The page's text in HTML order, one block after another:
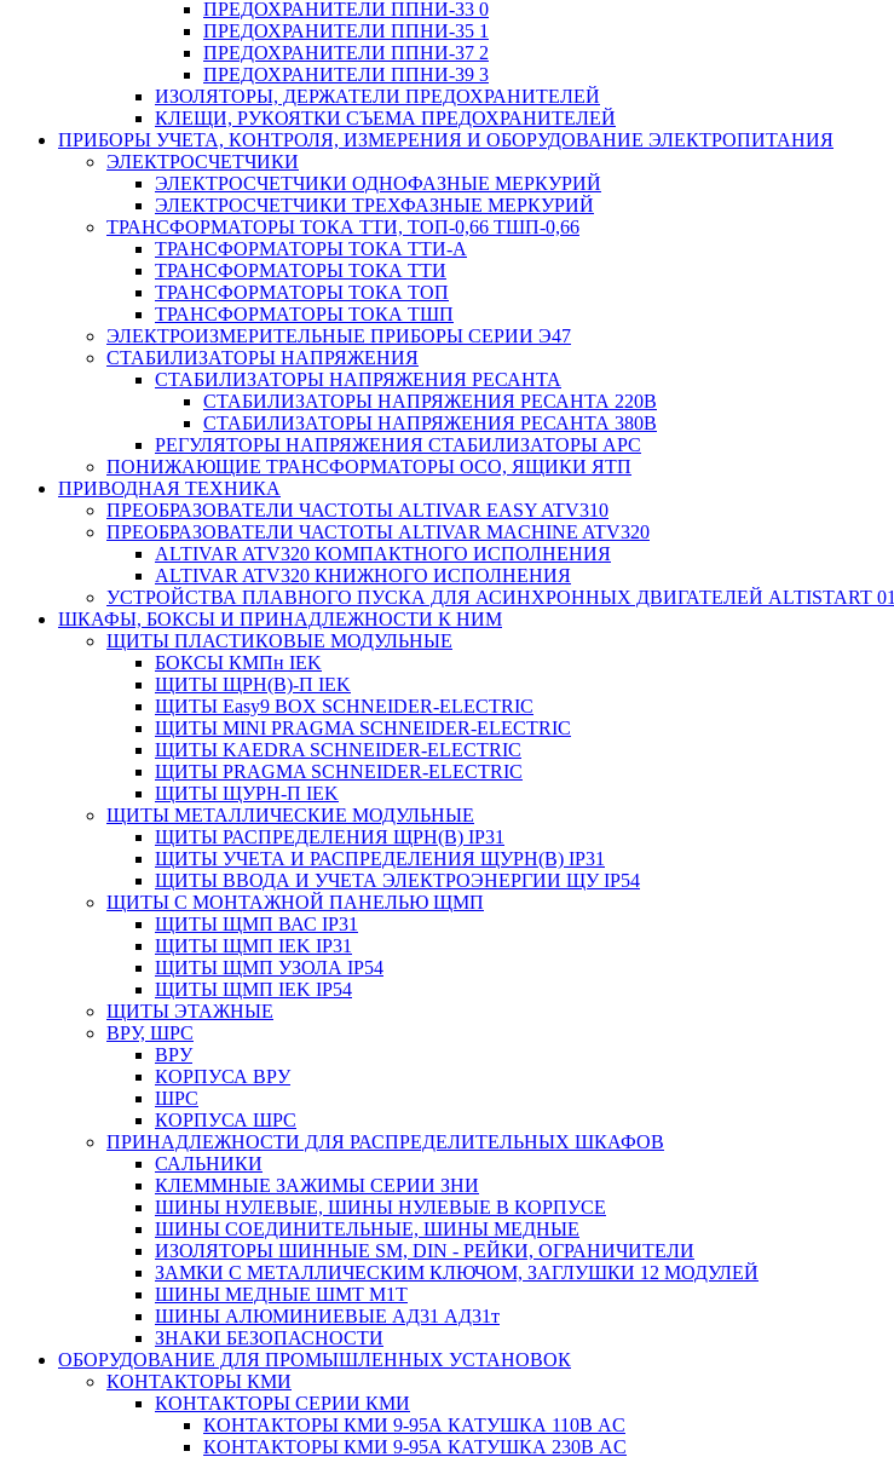
ПРЕДОХРАНИТЕЛИ ППНИ-33 0
ПРЕДОХРАНИТЕЛИ ППНИ-35 1
ПРЕДОХРАНИТЕЛИ ППНИ-37 2
ПРЕДОХРАНИТЕЛИ ППНИ-39 3
ИЗОЛЯТОРЫ, ДЕРЖАТЕЛИ ПРЕДОХРАНИТЕЛЕЙ
КЛЕЩИ, РУКОЯТКИ СЪЕМА ПРЕДОХРАНИТЕЛЕЙ
ПРИБОРЫ УЧЕТА, КОНТРОЛЯ, ИЗМЕРЕНИЯ И ОБОРУДОВАНИЕ ЭЛЕКТРОПИТАНИЯ
ЭЛЕКТРОСЧЕТЧИКИ
ЭЛЕКТРОСЧЕТЧИКИ ОДНОФАЗНЫЕ МЕРКУРИЙ
ЭЛЕКТРОСЧЕТЧИКИ ТРЕХФАЗНЫЕ МЕРКУРИЙ
ТРАНСФОРМАТОРЫ ТОКА ТТИ, ТОП-0,66 ТШП-0,66
ТРАНСФОРМАТОРЫ ТОКА ТТИ-А
ТРАНСФОРМАТОРЫ ТОКА ТТИ
ТРАНСФОРМАТОРЫ ТОКА ТОП
ТРАНСФОРМАТОРЫ ТОКА ТШП
ЭЛЕКТРОИЗМЕРИТЕЛЬНЫЕ ПРИБОРЫ СЕРИИ Э47
СТАБИЛИЗАТОРЫ НАПРЯЖЕНИЯ
СТАБИЛИЗАТОРЫ НАПРЯЖЕНИЯ РЕСАНТА
СТАБИЛИЗАТОРЫ НАПРЯЖЕНИЯ РЕСАНТА 220В
СТАБИЛИЗАТОРЫ НАПРЯЖЕНИЯ РЕСАНТА 380В
РЕГУЛЯТОРЫ НАПРЯЖЕНИЯ СТАБИЛИЗАТОРЫ APC
ПОНИЖАЮЩИЕ ТРАНСФОРМАТОРЫ ОСО, ЯЩИКИ ЯТП
ПРИВОДНАЯ ТЕХНИКА
ПРЕОБРАЗОВАТЕЛИ ЧАСТОТЫ ALTIVAR EASY ATV310
ПРЕОБРАЗОВАТЕЛИ ЧАСТОТЫ ALTIVAR MACHINE ATV320
ALTIVAR ATV320 КОМПАКТНОГО ИСПОЛНЕНИЯ
ALTIVAR ATV320 КНИЖНОГО ИСПОЛНЕНИЯ
УСТРОЙСТВА ПЛАВНОГО ПУСКА ДЛЯ АСИНХРОННЫХ ДВИГАТЕЛЕЙ ALTISTART 01
ШКАФЫ, БОКСЫ И ПРИНАДЛЕЖНОСТИ К НИМ
ЩИТЫ ПЛАСТИКОВЫЕ МОДУЛЬНЫЕ
БОКСЫ КМПн IEK
ЩИТЫ ЩРН(В)-П IEK
ЩИТЫ Easy9 BOX SCHNEIDER-ELECTRIC
ЩИТЫ MINI PRAGMA SCHNEIDER-ELECTRIC
ЩИТЫ KAEDRA SCHNEIDER-ELECTRIC
ЩИТЫ PRAGMA SCHNEIDER-ELECTRIC
ЩИТЫ ЩУРН-П IEK
ЩИТЫ МЕТАЛЛИЧЕСКИЕ МОДУЛЬНЫЕ
ЩИТЫ РАСПРЕДЕЛЕНИЯ ЩРН(В) IP31
ЩИТЫ УЧЕТА И РАСПРЕДЕЛЕНИЯ ЩУРН(В) IP31
ЩИТЫ ВВОДА И УЧЕТА ЭЛЕКТРОЭНЕРГИИ ЩУ IP54
ЩИТЫ С МОНТАЖНОЙ ПАНЕЛЬЮ ЩМП
ЩИТЫ ЩМП ВАС IP31
ЩИТЫ ЩМП IEK IP31
ЩИТЫ ЩМП УЗОЛА IP54
ЩИТЫ ЩМП IEK IP54
ЩИТЫ ЭТАЖНЫЕ
ВРУ, ШРС
ВРУ
КОРПУСА ВРУ
ШРС
КОРПУСА ШРС
ПРИНАДЛЕЖНОСТИ ДЛЯ РАСПРЕДЕЛИТЕЛЬНЫХ ШКАФОВ
САЛЬНИКИ
КЛЕММНЫЕ ЗАЖИМЫ СЕРИИ ЗНИ
ШИНЫ НУЛЕВЫЕ, ШИНЫ НУЛЕВЫЕ В КОРПУСЕ
ШИНЫ СОЕДИНИТЕЛЬНЫЕ, ШИНЫ МЕДНЫЕ
ИЗОЛЯТОРЫ ШИННЫЕ SM, DIN - РЕЙКИ, ОГРАНИЧИТЕЛИ
ЗАМКИ С МЕТАЛЛИЧЕСКИМ КЛЮЧОМ, ЗАГЛУШКИ 12 МОДУЛЕЙ
ШИНЫ МЕДНЫЕ ШМТ М1Т
ШИНЫ АЛЮМИНИЕВЫЕ АД31 АД31т
ЗНАКИ БЕЗОПАСНОСТИ
ОБОРУДОВАНИЕ ДЛЯ ПРОМЫШЛЕННЫХ УСТАНОВОК
КОНТАКТОРЫ КМИ
КОНТАКТОРЫ СЕРИИ КМИ
КОНТАКТОРЫ КМИ 9-95А КАТУШКА 110В AC
КОНТАКТОРЫ КМИ 9-95А КАТУШКА 230В AC